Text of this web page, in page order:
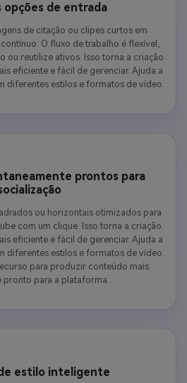
opções de entrada
de citação ou clipes curtos em
O fluxo de trabalho é flexível,
ou reutilize ativos. Isso torna a criação
eficiente e fácil de gerenciar. Ajuda a
diferentes estilos e formatos de vídeo.
prontos para
ou horizontais otimizados para
com um clique. Isso torna a criação
eficiente e fácil de gerenciar. Ajuda a
diferentes estilos e formatos de vídeo.
para produzir conteúdo mais
pronto para a plataforma.
estilo inteligente